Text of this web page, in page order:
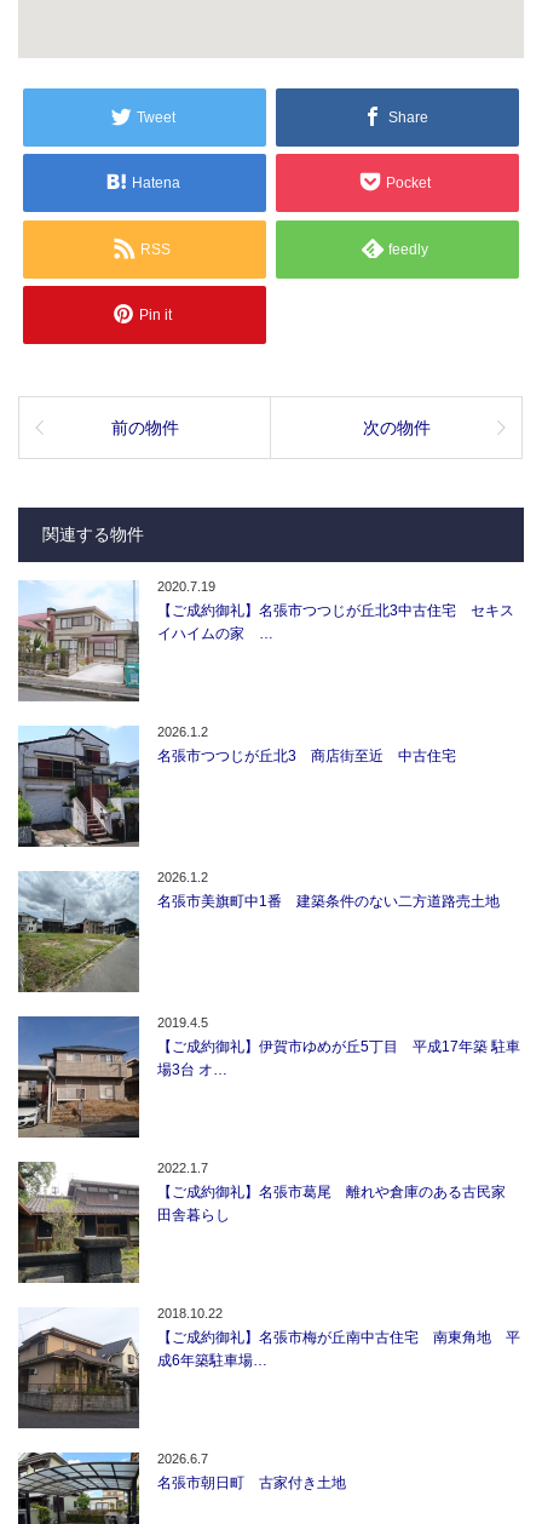
Tweet Share
Hatena Pocket
RSS feedly
Pin it
前の物件 次の物件
関連する物件
2020.7.19
【ご成約御礼】名張市つつじが丘北3中古住宅 セキス
イハイムの家 …
2026.1.2
名張市つつじが丘北3 商店街至近 中古住宅
2026.1.2
名張市美旗町中1番 建築条件のない二方道路売土地
2019.4.5
【ご成約御礼】伊賀市ゆめが丘5丁目 平成17年築 駐車
場3台 オ…
2022.1.7
【ご成約御礼】名張市葛尾 離れや倉庫のある古民家
田舎暮らし
2018.10.22
【ご成約御礼】名張市梅が丘南中古住宅 南東角地 平
成6年築駐車場…
2026.6.7
名張市朝日町 古家付き土地